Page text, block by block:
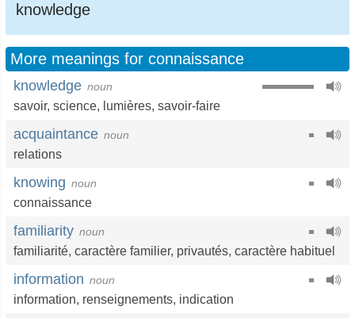
knowledge
More meanings for connaissance
knowledge noun
savoir, science, lumières, savoir-faire
acquaintance noun
relations
knowing noun
connaissance
familiarity noun
familiarité, caractère familier, privautés, caractère habituel
information noun
information, renseignements, indication